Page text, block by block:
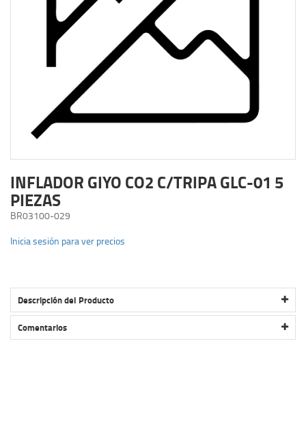
INFLADOR GIYO CO2 C/TRIPA GLC-01 5
PIEZAS
BR03100-029
Inicia sesión para ver precios
Descripción del Producto
INFLADOR GIYO CO2 C/TRIPA GLC-01 5 PIEZAS
Comentarios